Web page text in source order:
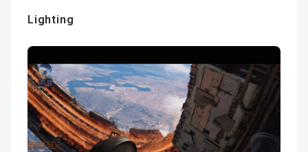
Lighting